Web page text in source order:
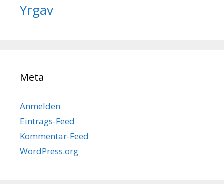
Yrgav
Meta
Anmelden
Eintrags-Feed
Kommentar-Feed
WordPress.org